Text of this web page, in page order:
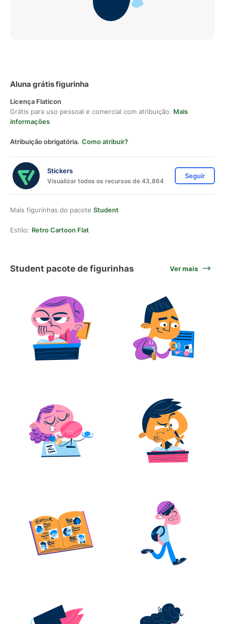
Aluna grátis figurinha
Licença Flaticon
Grátis para uso pessoal e comercial com atribuição. Mais
informações
Atribuição obrigatória. Como atribuir?
Stickers
Visualizar todos os recursos de 43,864
Seguir
Mais figurinhas do pacote Student
Estilo: Retro Cartoon Flat
Student pacote de figurinhas Ver mais